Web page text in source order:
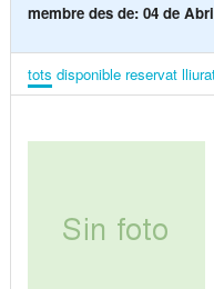
membre des de: 04 de
tots disponible reservat